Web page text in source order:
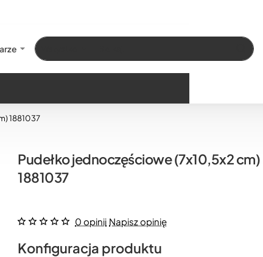
Szukaj…
1881037
Pudełko jednoczęściowe (7x10,5x2 cm)
1881037
0 opinii Napisz opinię
Konfiguracja produktu